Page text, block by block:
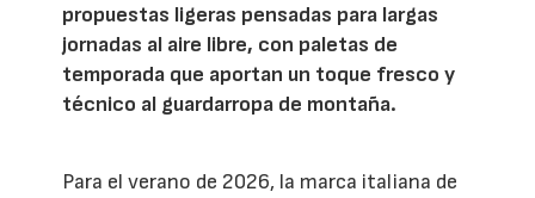
propuestas ligeras pensadas para largas
jornadas al aire libre, con paletas de
temporada que aportan un toque fresco y
técnico al guardarropa de montaña.
Para el verano de 2026, la marca italiana de